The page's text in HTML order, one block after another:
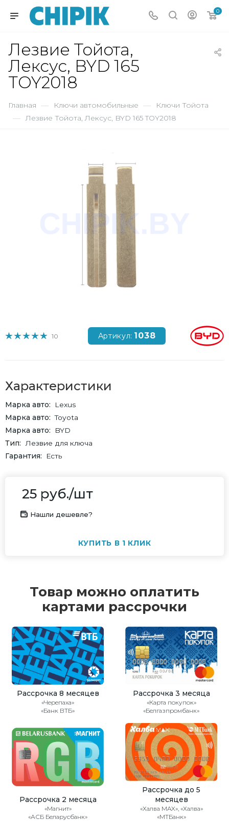
0
Лезвие Тойота,
Лексус, BYD 165
TOY2018
Главная — Ключи автомобильные — Ключи Тойота
— Лезвие Тойота, Лексус, BYD 165 TOY2018
10 Артикул: 1038
Характеристики
Марка авто
Lexus
Марка авто
Toyota
Марка авто
BYD
Тип
Лезвие для ключа
Гарантия
Есть
25 руб./шт
Нашли дешевле?
КУПИТЬ В 1 КЛИК
Товар можно оплатить
картами рассрочки
Рассрочка 8 месяцев
«Черепаха»
«Банк ВТБ»
Рассрочка 3 месяца
«Карта покупок»
«Белгазпромбанк»
Рассрочка 2 месяца
«Магнит»
«АСБ Беларусбанк»
Рассрочка до 5
месяцев
«Халва MAX», «Халва»
«МТБанк»